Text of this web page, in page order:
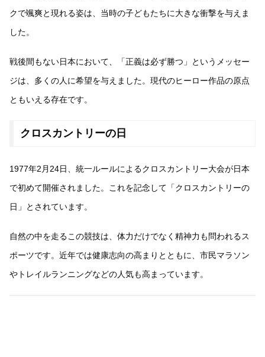
クで颯爽と現れる姿は、当時の子どもたちに大きな衝撃を与えま
した。
戦後間もない日本において、「正義は必ず勝つ」というメッセー
ジは、多くの人に希望を与えました。現代のヒーロー作品の原点
ともいえる存在です。
クロスカントリーの日
1977年2月24日、統一ルールによるクロスカントリー大会が日本
で初めて開催されました。これを記念して「クロスカントリーの
日」とされています。
自然の中を走るこの競技は、体力だけでなく精神力も問われるス
ポーツです。近年では健康志向の高まりとともに、市民マラソン
やトレイルランニングなどの人気も高まっています。